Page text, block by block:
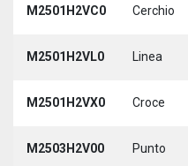
M2501H2VC0 Cerchio
M2501H2VL0 Linea
M2501H2VX0 Croce
M2503H2V00 Punto